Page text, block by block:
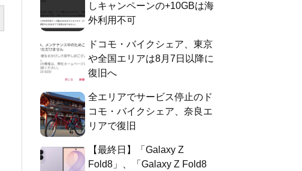
しキャンペーンの+10GBは海
外利用不可
ドコモ・バイクシェア、東京
や全国エリアは8月7日以降に
復旧へ
全エリアでサービス停止のド
コモ・バイクシェア、奈良エ
リアで復旧
【最終日】「Galaxy Z
Fold8」、「Galaxy Z Fold8